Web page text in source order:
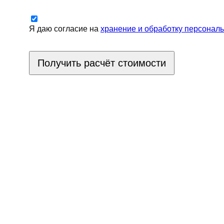
Я даю согласие на хранение и обработку
Получить расчёт стоимости